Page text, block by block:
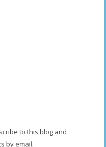
to this blog and
by email.